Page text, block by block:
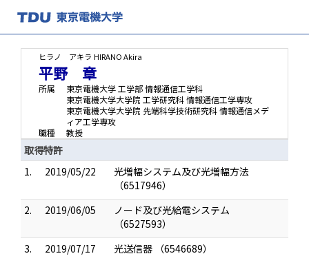
ヒラノ アキラ HIRANO Akira
平野 章
所属
東京電機大学 工学部 情報通信工学科
東京電機大学大学院 工学研究科 情報通信工学専攻
東京電機大学大学院 先端科学技術研究科 情報通信メデ
ィア工学専攻
職種
教授
取得特許
1.
2019/05/22
光増幅システム及び光増幅方法
（6517946）
2.
2019/06/05
ノード及び光給電システム
（6527593）
3.
2019/07/17
光送信器 （6546689）